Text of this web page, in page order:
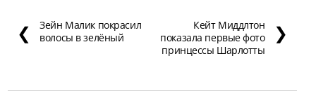
❮
Зейн Малик покрасил
волосы в зелёный
Кейт Миддлтон
показала первые фото
принцессы Шарлотты
❯